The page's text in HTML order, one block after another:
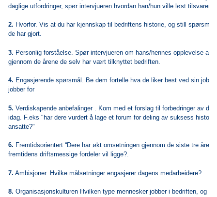
daglige utfordringer, spør intervjueren hvordan han/hun ville løst
2. Hvorfor. Vis at du har kjennskap til bedriftens historie, og still
de har gjort.
3. Personlig forståelse. Spør intervjueren om hans/hennes opplevelse av
gjennom de årene de selv har vært tilknyttet bedriften.
4. Engasjerende spørsmål. Be dem fortelle hva de liker best ved sin jobb
jobber for
5. Verdiskapende anbefalinger . Kom med et forslag til forbedringer av det
idag. F.eks "har dere vurdert å lage et forum for deling av suksess
ansatte?"
6. Fremtidsorientert “Dere har økt omsetningen gjennom de siste tre
fremtidens driftsmessige fordeler vil ligge?.
7. Ambisjoner. Hvilke målsetninger engasjerer dagens medarbeidere?
8. Organisasjonskulturen Hvilken type mennesker jobber i bedriften, og